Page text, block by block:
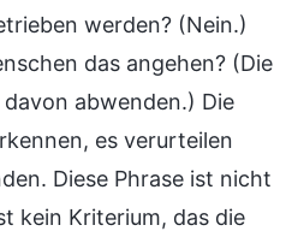
werden? (Nein.)
das angehen? (Die
abwenden.) Die
es verurteilen
Diese Phrase ist nicht
kein Kriterium, das die